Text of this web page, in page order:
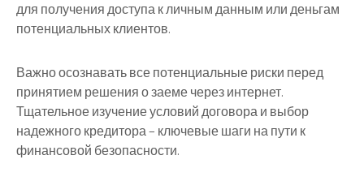
для получения доступа к личным данным или деньгам
потенциальных клиентов.
Важно осознавать все потенциальные риски перед
принятием решения о заеме через интернет.
Тщательное изучение условий договора и выбор
надежного кредитора – ключевые шаги на пути к
финансовой безопасности.